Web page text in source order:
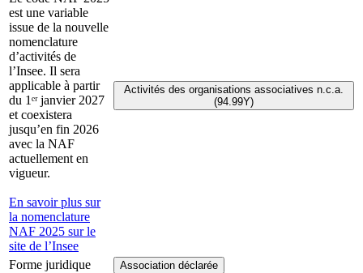
est une variable
issue de la nouvelle
nomenclature
d’activités de
l’Insee. Il sera
applicable à partir
du 1ᵉʳ janvier 2027
et coexistera
jusqu’en fin 2026
avec la NAF
actuellement en
vigueur.
En savoir plus sur
la nomenclature
NAF 2025 sur le
site de l’Insee
Activités des organisations associatives n.c.a.
(94.99Y)
Forme juridique Association déclarée